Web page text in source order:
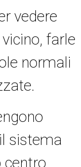
vedere
farle
normali
sistema
centro